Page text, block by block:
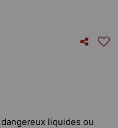
liquides ou